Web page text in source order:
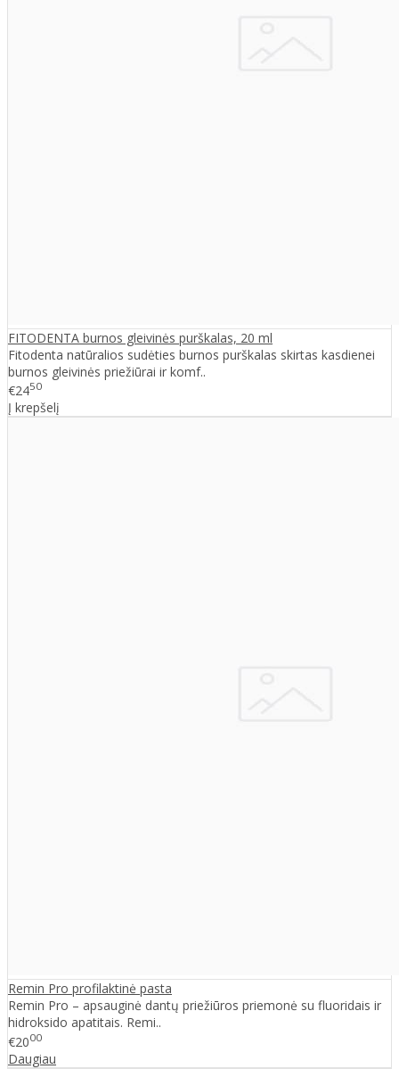
FITODENTA burnos gleivinės purškalas, 20 ml
Fitodenta natūralios sudėties burnos purškalas skirtas kasdienei
burnos gleivinės priežiūrai ir komf..
€2450
Į krepšelį
Remin Pro profilaktinė pasta
Remin Pro – apsauginė dantų priežiūros priemonė su fluoridais ir
hidroksido apatitais. Remi..
€2000
Daugiau